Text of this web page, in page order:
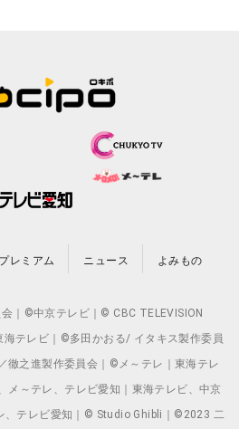
プレミアム ニュース よみもの
｜©中京テレビ｜© CBC TELEVISION
テレビ｜©多田かおる/ イタキス製作委員
徹之進製作委員会｜©メ～テレ｜東海テレ
メ～テレ、テレビ愛知｜東海テレビ、中京
、テレビ愛知｜© Studio Ghibli｜©2023 二